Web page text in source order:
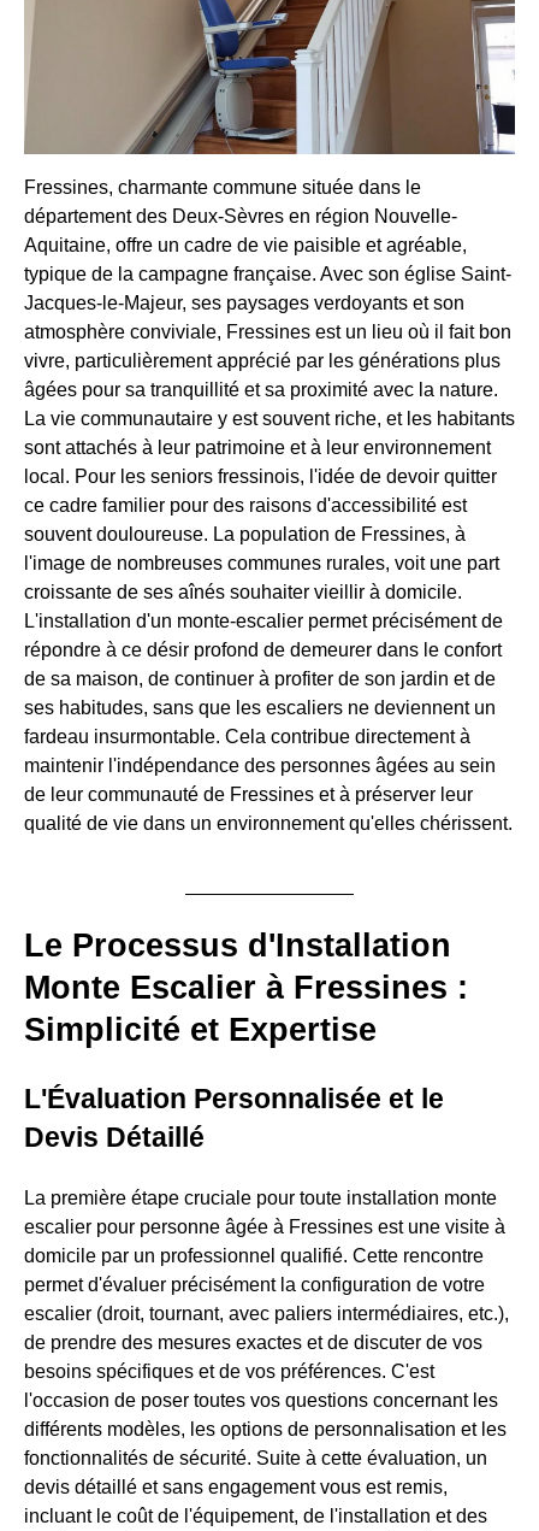
Fressines, charmante commune située dans le
département des Deux-Sèvres en région Nouvelle-
Aquitaine, offre un cadre de vie paisible et agréable,
typique de la campagne française. Avec son église Saint-
Jacques-le-Majeur, ses paysages verdoyants et son
atmosphère conviviale, Fressines est un lieu où il fait bon
vivre, particulièrement apprécié par les générations plus
âgées pour sa tranquillité et sa proximité avec la nature.
La vie communautaire y est souvent riche, et les habitants
sont attachés à leur patrimoine et à leur environnement
local. Pour les seniors fressinois, l'idée de devoir quitter
ce cadre familier pour des raisons d'accessibilité est
souvent douloureuse. La population de Fressines, à
l'image de nombreuses communes rurales, voit une part
croissante de ses aînés souhaiter vieillir à domicile.
L'installation d'un monte-escalier permet précisément de
répondre à ce désir profond de demeurer dans le confort
de sa maison, de continuer à profiter de son jardin et de
ses habitudes, sans que les escaliers ne deviennent un
fardeau insurmontable. Cela contribue directement à
maintenir l'indépendance des personnes âgées au sein
de leur communauté de Fressines et à préserver leur
qualité de vie dans un environnement qu'elles chérissent.
Le Processus d'Installation
Monte Escalier à Fressines :
Simplicité et Expertise
L'Évaluation Personnalisée et le
Devis Détaillé
La première étape cruciale pour toute installation monte
escalier pour personne âgée à Fressines est une visite à
domicile par un professionnel qualifié. Cette rencontre
permet d'évaluer précisément la configuration de votre
escalier (droit, tournant, avec paliers intermédiaires, etc.),
de prendre des mesures exactes et de discuter de vos
besoins spécifiques et de vos préférences. C'est
l'occasion de poser toutes vos questions concernant les
différents modèles, les options de personnalisation et les
fonctionnalités de sécurité. Suite à cette évaluation, un
devis détaillé et sans engagement vous est remis,
incluant le coût de l'équipement, de l'installation et des